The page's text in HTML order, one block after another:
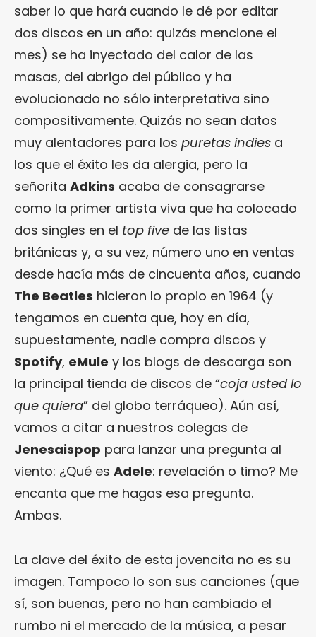
saber lo que hará cuando le dé por editar
dos discos en un año: quizás mencione el
mes) se ha inyectado del calor de las
masas, del abrigo del público y ha
evolucionado no sólo interpretativa sino
compositivamente. Quizás no sean datos
muy alentadores para los puretas indies a
los que el éxito les da alergia, pero la
señorita Adkins acaba de consagrarse
como la primer artista viva que ha colocado
dos singles en el top five de las listas
británicas y, a su vez, número uno en ventas
desde hacía más de cincuenta años, cuando
The Beatles hicieron lo propio en 1964 (y
tengamos en cuenta que, hoy en día,
supuestamente, nadie compra discos y
Spotify, eMule y los blogs de descarga son
la principal tienda de discos de “coja usted lo
que quiera” del globo terráqueo). Aún así,
vamos a citar a nuestros colegas de
Jenesaispop para lanzar una pregunta al
viento: ¿Qué es Adele: revelación o timo? Me
encanta que me hagas esa pregunta.
Ambas.
La clave del éxito de esta jovencita no es su
imagen. Tampoco lo son sus canciones (que
sí, son buenas, pero no han cambiado el
rumbo ni el mercado de la música, a pesar